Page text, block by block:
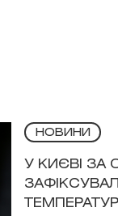
НОВИНИ
У КИЄВІ ЗА